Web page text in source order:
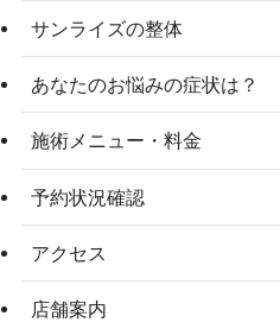
サンライズの整体
あなたのお悩みの症状は？
施術メニュー・料金
予約状況確認
アクセス
店舗案内